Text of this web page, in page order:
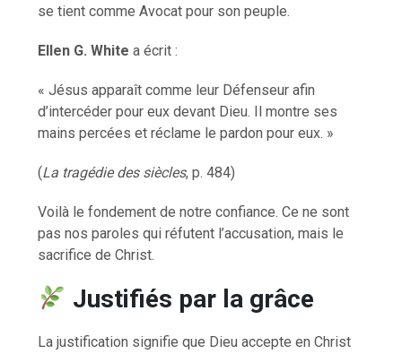
se tient comme Avocat pour son peuple.
Ellen G. White a écrit :
« Jésus apparaît comme leur Défenseur afin
d’intercéder pour eux devant Dieu. Il montre ses
mains percées et réclame le pardon pour eux. »
(La tragédie des siècles, p. 484)
Voilà le fondement de notre confiance. Ce ne sont
pas nos paroles qui réfutent l’accusation, mais le
sacrifice de Christ.
Justifiés par la grâce
La justification signifie que Dieu accepte en Christ